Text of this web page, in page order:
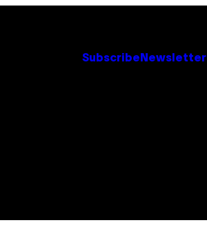
Subscribe Newsletter